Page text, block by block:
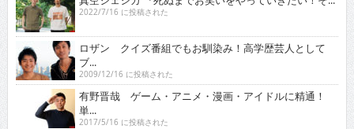
2022/7/16 に投稿された
ロザン クイズ番組でもお馴染み！高学歴芸人として
ブ...
2009/12/16 に投稿された
有野晋哉 ゲーム・アニメ・漫画・アイドルに精通！
単...
2017/5/16 に投稿された